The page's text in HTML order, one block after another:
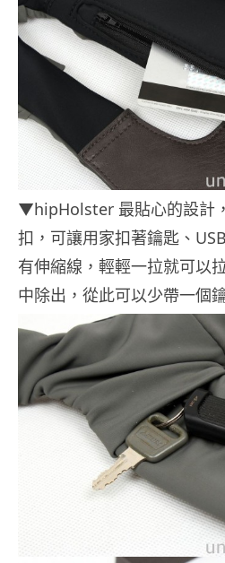
▼hipHolster 最貼心的設計
扣，可讓用家扣著鑰匙、
有伸縮線，輕輕一拉就可以
中除出，從此可以少帶一個